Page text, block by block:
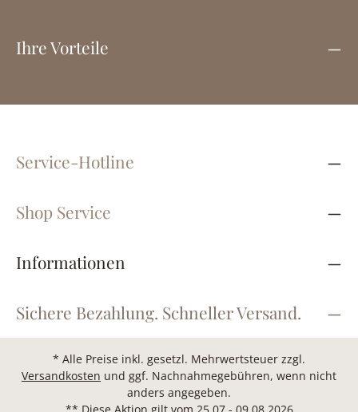
Ihre Vorteile
Service-Hotline
Shop Service
Informationen
Sichere Bezahlung. Schneller Versand.
* Alle Preise inkl. gesetzl. Mehrwertsteuer zzgl.
Versandkosten und ggf. Nachnahmegebühren, wenn nicht
anders angegeben.